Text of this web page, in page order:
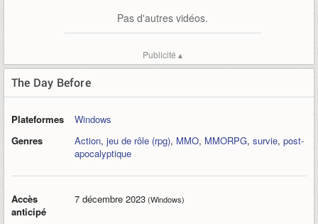
Pas d'autres vidéos.
Publicité ▴
The Day Before
Plateformes
Windows
Genres
Action, jeu de rôle (rpg), MMO, MMORPG, survie, post-
apocalyptique
Accès
anticipé
7 décembre 2023(Windows)